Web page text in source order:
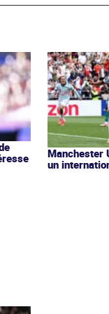
Manchester
un